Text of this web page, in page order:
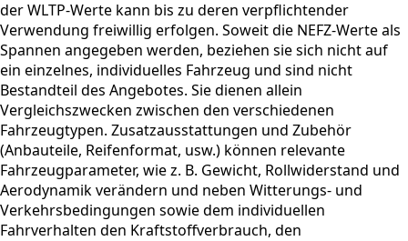
der WLTP-Werte kann bis zu deren verpflichtender
Verwendung freiwillig erfolgen. Soweit die NEFZ-Werte als
Spannen angegeben werden, beziehen sie sich nicht auf
ein einzelnes, individuelles Fahrzeug und sind nicht
Bestandteil des Angebotes. Sie dienen allein
Vergleichszwecken zwischen den verschiedenen
Fahrzeugtypen. Zusatzausstattungen und Zubehör
(Anbauteile, Reifenformat, usw.) können relevante
Fahrzeugparameter, wie z. B. Gewicht, Rollwiderstand und
Aerodynamik verändern und neben Witterungs- und
Verkehrsbedingungen sowie dem individuellen
Fahrverhalten den Kraftstoffverbrauch, den